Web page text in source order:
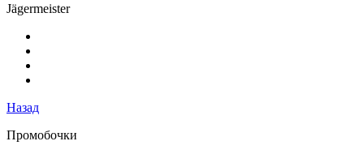
Jägermeister
Назад
Промобочки